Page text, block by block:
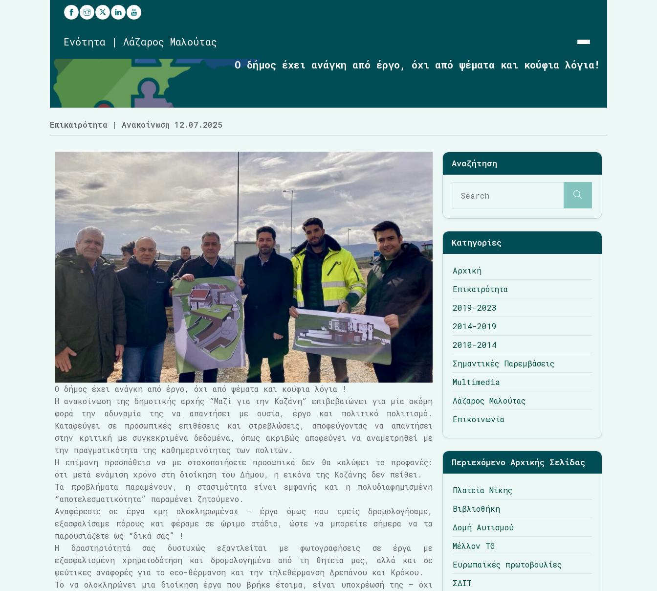
Ενότητα | Λάζαρος Μαλούτας
2019-2023
2014-2019
2010-2014
Σημαντικές Παρεμβάσεις
Multimedia
Λάζαρος Μαλούτας
Επικοινωνία
Ο δήμος έχει ανάγκη από έργο, όχι από ψέματα και κούφια λόγια!
Επικαιρότητα | Ανακοίνωση 12.07.2025
Ο δήμος έχει ανάγκη από έργο, όχι από ψέματα και κούφια λόγια !
Η ανακοίνωση της δημοτικής αρχής “Μαζί για την Κοζάνη” επιβεβαιώνει για μία ακόμη
φορά την αδυναμία της να απαντήσει με ουσία, έργο και πολιτικό πολιτισμό.
Καταφεύγει σε προσωπικές επιθέσεις και στρεβλώσεις, αποφεύγοντας να απαντήσει
στην κριτική με συγκεκριμένα δεδομένα, όπως ακριβώς αποφεύγει να αναμετρηθεί με
την πραγματικότητα της καθημερινότητας των πολιτών.
Η επίμονη προσπάθεια να με στοχοποιήσετε προσωπικά δεν θα καλύψει το προφανές:
ότι μετά ενάμιση χρόνο στη διοίκηση του Δήμου, η εικόνα της Κοζάνης δεν πείθει.
Τα προβλήματα παραμένουν, η στασιμότητα είναι εμφανής και η πολυδιαφημισμένη
“αποτελεσματικότητα” παραμένει ζητούμενο.
Αναφέρεστε σε έργα «μη ολοκληρωμένα» – έργα όμως που εμείς δρομολογήσαμε,
εξασφαλίσαμε πόρους και φέραμε σε ώριμο στάδιο, ώστε να μπορείτε σήμερα να τα
παρουσιάζετε ως “δικά σας” !
Η δραστηριότητά σας δυστυχώς εξαντλείται με φωτογραφήσεις σε έργα με
εξασφαλισμένη χρηματοδότηση και δρομολογημένα από τη θητεία μας, αλλά και σε
ψεύτικες αναφορές για το eco-θέρμανση και την τηλεθέρμανση Δρεπάνου και Κρόκου.
Το να ολοκληρώνει μια διοίκηση έργα που βρήκε έτοιμα, είναι υποχρέωσή της – όχι
Κατηγορίες
Αρχική
Επικαιρότητα
2019-2023
2014-2019
2010-2014
Σημαντικές Παρεμβάσεις
Multimedia
Λάζαρος Μαλούτας
Επικοινωνία
Περιεχόμενο Αρχικής Σελίδας
Πλατεία Νίκης
Βιβλιοθήκη
Δομή Αυτισμού
Μέλλον ΤΘ
Ευρωπαϊκές πρωτοβουλίες
ΣΔΙΤ